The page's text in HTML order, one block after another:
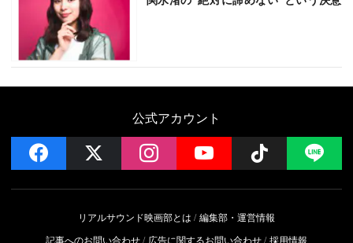
公式アカウント
facebook instagramYouTube Follow
リアルサウンド映画部とは
編集部・運営情報
記事へのお問い合わせ
広告に関するお問い合わせ 採用情報